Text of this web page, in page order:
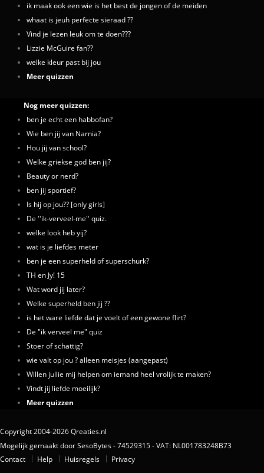
ik maak ook een wie is het best de jongen of de meiden
whaat is jeuh perfecte sieraad ??
Vind je lezen leuk om te doen???
Lizzie McGuire fan??
welke kleur past bij jou
Meer quizzen
Nog meer quizzen:
ben je echt een habbofan?
Wie ben jij van Narnia?
Hou jij van school?
Welke griekse god ben jij?
Beauty or nerd?
ben jij sportief?
Is hij op jou?? [only girls]
De ''ik-verveel-me'' quiz.
welke look heb yij?
wat is je liefdes meter
ben je een superheld of superschurk?
TH en Jy! 15
Wat word jij later?
Welke superheld ben jij ??
is het ware liefde dat je voelt of een gewone flirt?
De "ik verveel me" quiz
Stoer of schattig?
wie valt op jou ? alleen meisjes (aangepast)
Willen jullie mij helpen om iemand heel vrolijk te maken?
Vindt jij liefde moeilijk?
Meer quizzen
Copyright 2004-2026 Qreaties.nl
Mogelijk gemaakt door SesoBytes - 74529315 - VAT: NL001783248B73
Contact
Help Huisregels Privacy